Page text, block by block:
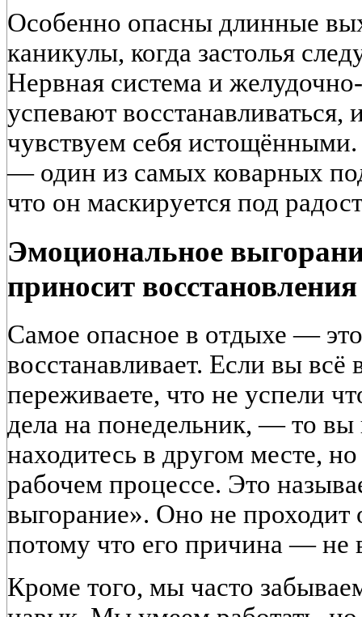
Особенно опасны длинные
каникулы, когда застолья
Нервная система и
успевают
чувствуем себя
— один из самых коварных
что он маскируется под
Эмоциональное
приносит восстановления
Самое опасное в отдыхе —
восстанавливает. Если вы всё
переживаете, что не успели
дела на понедельник, — то
находитесь в другом месте,
рабочем процессе. Это
выгорание». Оно не проходит
потому что его причина — не
Кроме того, мы часто